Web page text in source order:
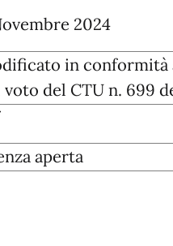
2024
in
voto del CTU n. 699
aperta